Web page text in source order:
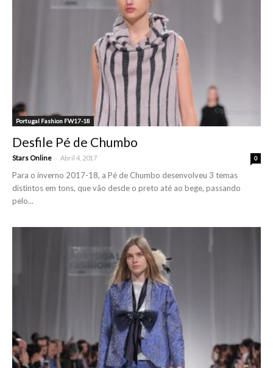
Portugal Fashion FW17-18
Desfile Pé de Chumbo
Stars Online - Abril 4, 2017 0
Para o inverno 2017-18, a Pé de Chumbo desenvolveu 3 temas
distintos em tons, que vão desde o preto até ao bege, passando
pelo...